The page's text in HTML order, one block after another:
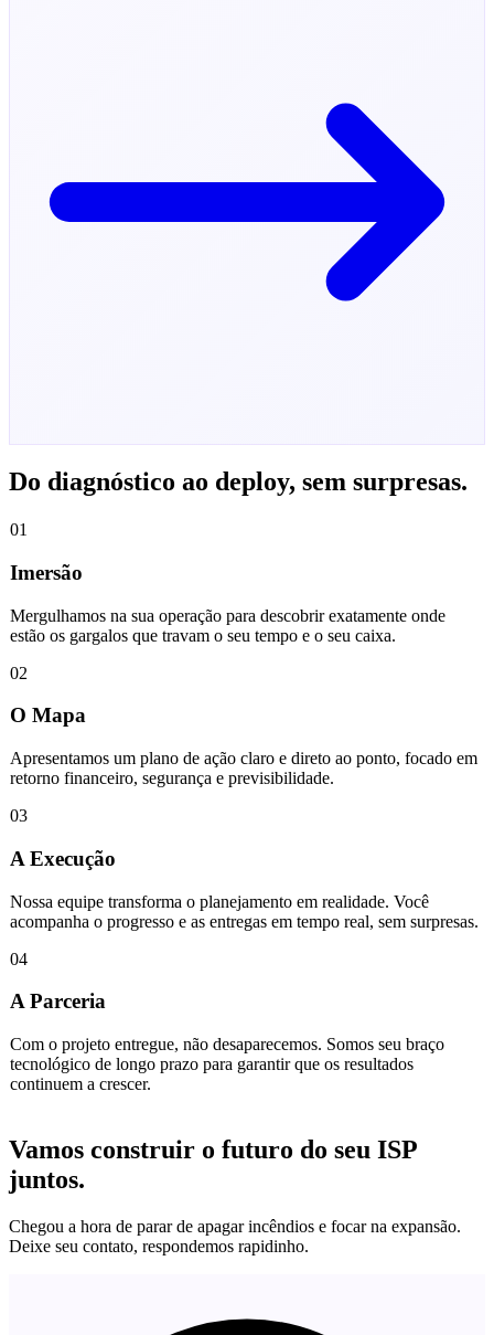
Do diagnóstico ao deploy, sem surpresas.
01
Imersão
Mergulhamos na sua operação para descobrir exatamente onde
estão os gargalos que travam o seu tempo e o seu caixa.
02
O Mapa
Apresentamos um plano de ação claro e direto ao ponto, focado em
retorno financeiro, segurança e previsibilidade.
03
A Execução
Nossa equipe transforma o planejamento em realidade. Você
acompanha o progresso e as entregas em tempo real, sem surpresas.
04
A Parceria
Com o projeto entregue, não desaparecemos. Somos seu braço
tecnológico de longo prazo para garantir que os resultados
continuem a crescer.
Vamos construir o futuro do seu ISP
juntos.
Chegou a hora de parar de apagar incêndios e focar na expansão.
Deixe seu contato, respondemos rapidinho.